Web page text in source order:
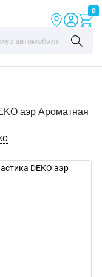
0
аэр Ароматная